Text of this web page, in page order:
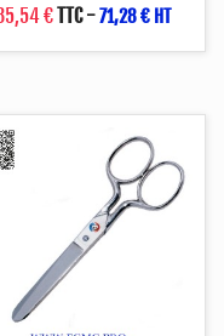
€TTC-71,28 € HT